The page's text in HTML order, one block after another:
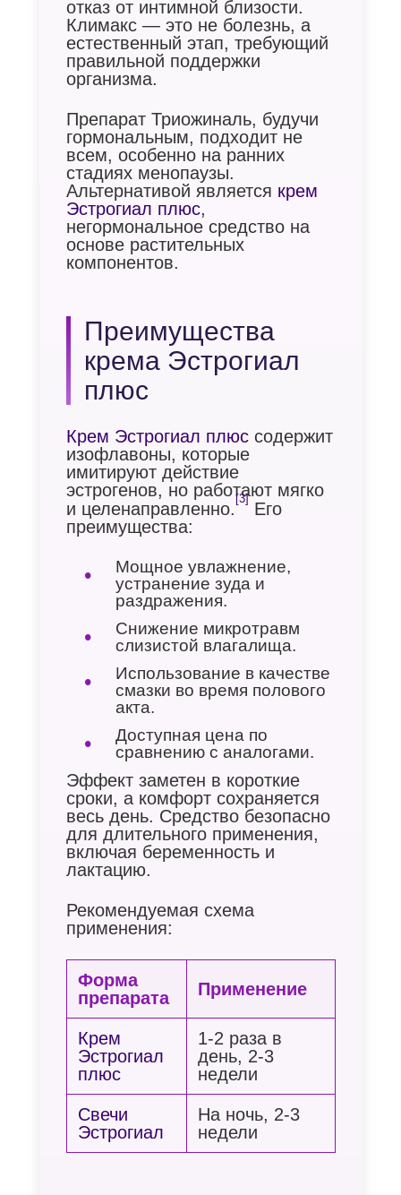
отказ от интимной близости.
Климакс — это не болезнь, а
естественный этап, требующий
правильной поддержки
организма.
Препарат Триожиналь, будучи
гормональным, подходит не
всем, особенно на ранних
стадиях менопаузы.
Альтернативой является крем
Эстрогиал плюс,
негормональное средство на
основе растительных
компонентов.
Преимущества
крема Эстрогиал
плюс
Крем Эстрогиал плюс содержит
изофлавоны, которые
имитируют действие
эстрогенов, но работают мягко
и целенаправленно.
[3]
Его
преимущества:
Мощное увлажнение,
устранение зуда и
раздражения.
Снижение микротравм
слизистой влагалища.
Использование в качестве
смазки во время полового
акта.
Доступная цена по
сравнению с аналогами.
Эффект заметен в короткие
сроки, а комфорт сохраняется
весь день. Средство безопасно
для длительного применения,
включая беременность и
лактацию.
Рекомендуемая схема
применения:
Форма
препарата
Применение
Крем
Эстрогиал
плюс
1-2 раза в
день, 2-3
недели
Свечи
Эстрогиал
На ночь, 2-3
недели